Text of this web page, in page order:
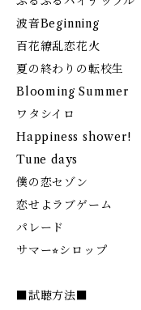
波音Beginning
百花繚乱恋花火
夏の終わりの転校生
Blooming Summer
ワタシイロ
Happiness shower!
Tune days
僕の恋セゾン
恋せよラブゲーム
パレード
サマー⭐︎シロップ
■試聴方法■